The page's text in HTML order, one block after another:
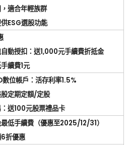
適合年輕族群
ESG選股功能
動授扣：送1,000元手續費折抵金
續費1元
數位帳戶：活存利率1.5%
定期定額/定股
送100元股票禮品卡
低手續費（優惠至2025/12/31）
6折優惠